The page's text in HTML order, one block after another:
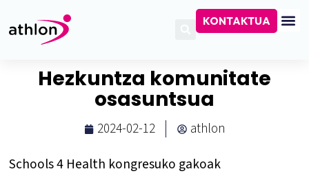
KONTAKTUA
Hezkuntza komunitate
osasuntsua
2024-02-12
athlon
Schools 4 Health kongresuko gakoak